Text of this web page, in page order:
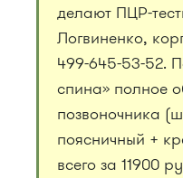
делают ПЦР-
Логвиненко,
499-645-53-52.
спина» полное
позвоночника
поясничный +
всего за 11900